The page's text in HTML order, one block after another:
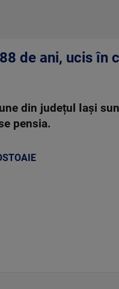
de ani, ucis în
din județul Iași
pensia.